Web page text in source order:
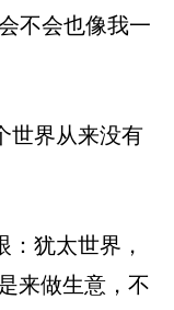
不会也像我一
世界从来没有
犹太世界，
来做生意，不